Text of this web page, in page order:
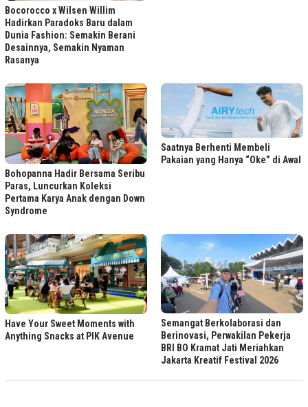
Bocorocco x Wilsen Willim
Hadirkan Paradoks Baru dalam
Dunia Fashion: Semakin Berani
Desainnya, Semakin Nyaman
Rasanya
Bohopanna Hadir Bersama Seribu
Paras, Luncurkan Koleksi
Pertama Karya Anak dengan Down
Syndrome
Saatnya Berhenti Membeli
Pakaian yang Hanya “Oke” di Awal
Have Your Sweet Moments with
Anything Snacks at PIK Avenue
Semangat Berkolaborasi dan
Berinovasi, Perwakilan Pekerja
BRI BO Kramat Jati Meriahkan
Jakarta Kreatif Festival 2026